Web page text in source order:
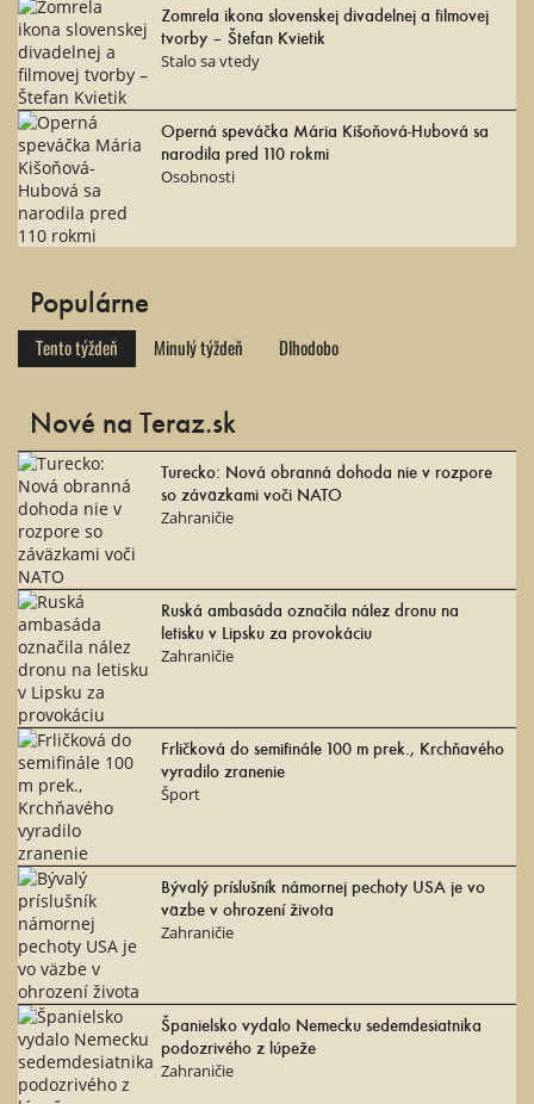
Zomrela ikona slovenskej divadelnej a filmovej
tvorby – Štefan Kvietik
Stalo sa vtedy
Operná speváčka Mária Kišoňová-Hubová sa
narodila pred 110 rokmi
Osobnosti
Populárne
Tento týždeň Minulý týždeň Dlhodobo
Nové na Teraz.sk
Turecko: Nová obranná dohoda nie v rozpore
so záväzkami voči NATO
Zahraničie
Ruská ambasáda označila nález dronu na
letisku v Lipsku za provokáciu
Zahraničie
Frličková do semifinále 100 m prek., Krchňavého
vyradilo zranenie
Šport
Bývalý príslušník námornej pechoty USA je vo
väzbe v ohrození života
Zahraničie
Španielsko vydalo Nemecku sedemdesiatnika
podozrivého z lúpeže
Zahraničie